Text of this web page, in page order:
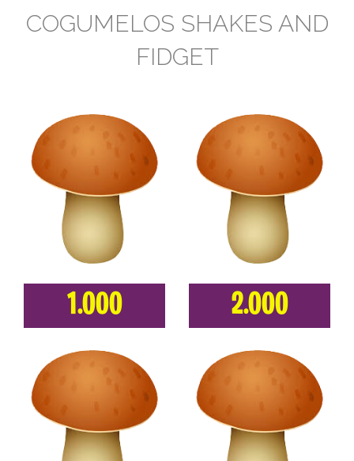
COGUMELOS SHAKES AND
FIDGET
1.000 2.000